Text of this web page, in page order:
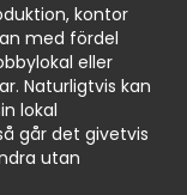
kontor
med fördel
eller
Naturligtvis kan
lokal
går det givetvis
utan